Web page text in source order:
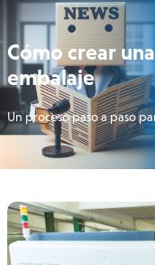
Cómo crear
embalaje
Un proceso paso a paso